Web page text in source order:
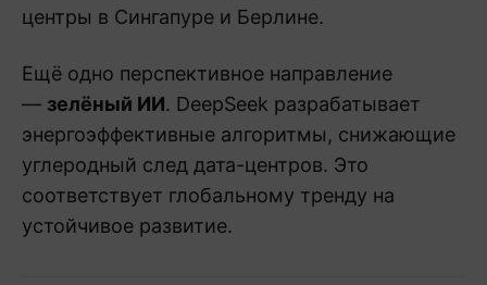
центры в Сингапуре и Берлине.
Ещё одно перспективное направление
— зелёный ИИ. DeepSeek разрабатывает
энергоэффективные алгоритмы, снижающие
углеродный след дата-центров. Это
соответствует глобальному тренду на
устойчивое развитие.